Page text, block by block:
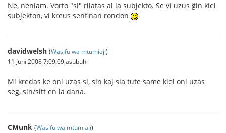
Ne, neniam. Vorto "si" rilatas al la subjekto. Se vi uzus ĝin kiel
subjekton, vi kreus senfinan rondon
davidwelsh (Wasifu wa mtumiaji)
11 Juni 2008 7:09:09 asubuhi
Mi kredas ke oni uzas si, sin kaj sia tute same kiel oni uzas
seg, sin/sitt en la dana.
CMunk (Wasifu wa mtumiaji)